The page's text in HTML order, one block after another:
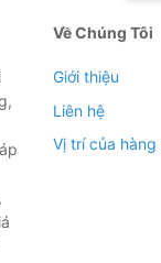
tầng đến 5 tầng
giúp tận dụng
Về Chúng Tôi
Giới thiệu
Liên hệ
Vị trí của